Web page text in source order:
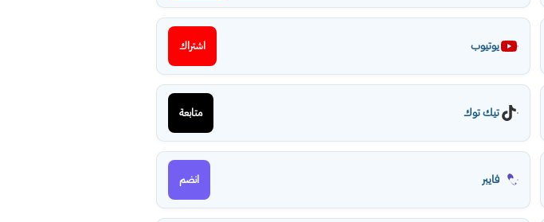
يوتيوب اشتراك
تيك توك متابعة
فايبر انضم